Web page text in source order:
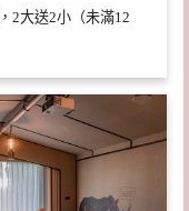
2大送2小（未滿12